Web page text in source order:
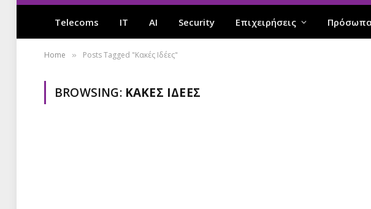
Telecoms IT AI Security Επιχειρήσεις
Home » Posts Tagged "Κακές Ιδέες"
BROWSING: ΚΑΚΈΣ ΙΔΈΕΣ